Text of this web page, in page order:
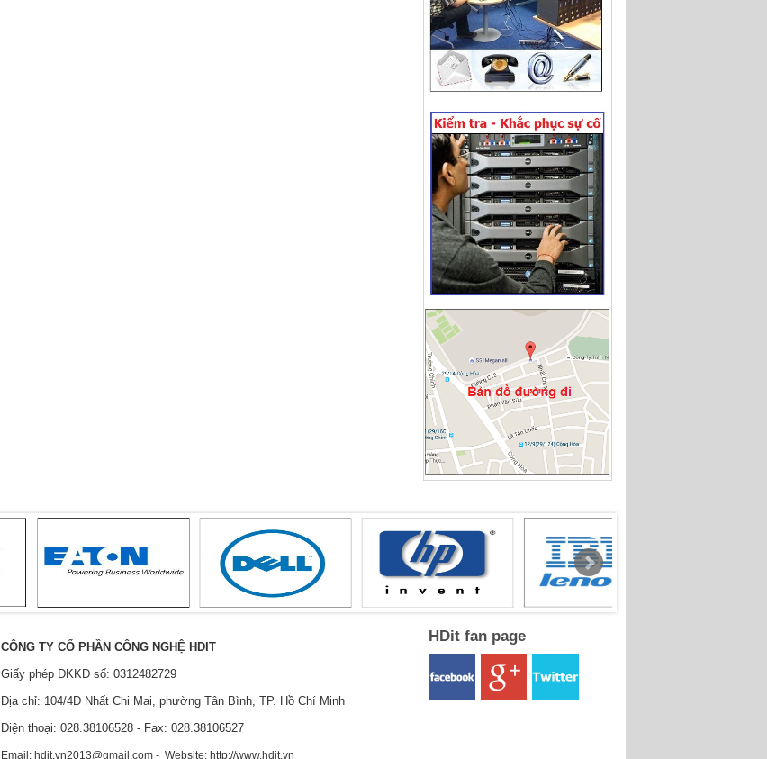
CÔNG TY CỔ PHẦN CÔNG NGHỆ HDIT
Giấy phép ĐKKD số: 0312482729
Địa chỉ: 104/4D Nhất Chi Mai, phường Tân Bình, TP. Hồ Chí Minh
Điện thoại: 028.38106528 - Fax: 028.38106527
Email: hdit.vn2013@gmail.com - Website: http://www.hdit.vn
HDit fan page